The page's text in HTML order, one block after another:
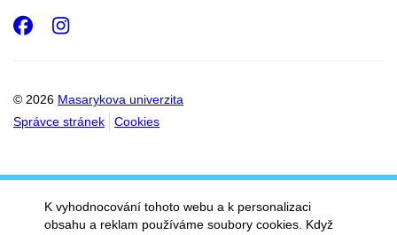
© 2026 Masarykova univerzita
Správce stránek
Cookies
Facebook
Instagram
K vyhodnocování tohoto webu a k personalizaci
obsahu a reklam používáme soubory cookies. Když